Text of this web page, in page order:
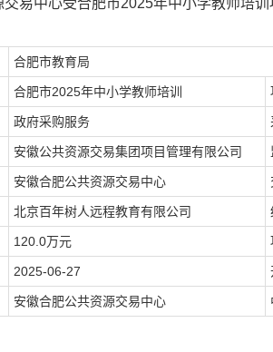
交易中心受合肥市2025年中小学教师培
合肥市教育局
合肥市2025年中小学教师培训
政府采购服务
安徽公共资源交易集团项目管理有限公司
安徽合肥公共资源交易中心
北京百年树人远程教育有限公司
120.0万元
2025-06-27
安徽合肥公共资源交易中心